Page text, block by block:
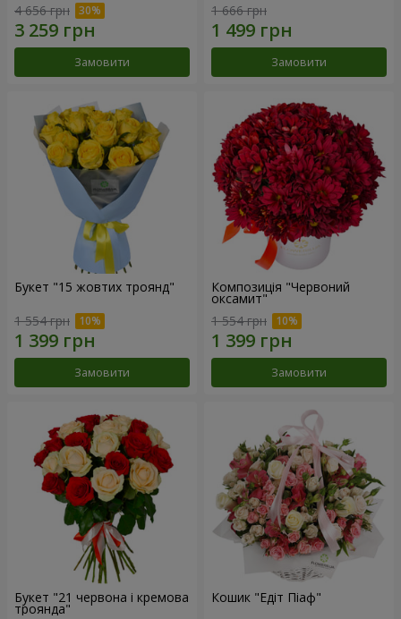
4 656 грн
Замовити
1 666 грн
Замовити
Букет "15 жовтих троянд"
1 554 грн
Замовити
Композиція "Червоний
оксамит"
1 554 грн
Замовити
Букет "21 червона і кремова
троянда"
Кошик "Едіт Піаф"